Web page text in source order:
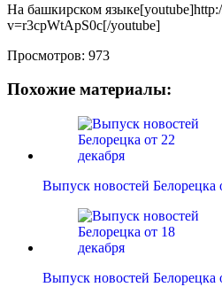
На башкирском
v=r3cpWtApS0c[/youtube]
Просмотров: 973
Похожие материалы:
Выпуск новостей Белорецка
Выпуск новостей Белорецка